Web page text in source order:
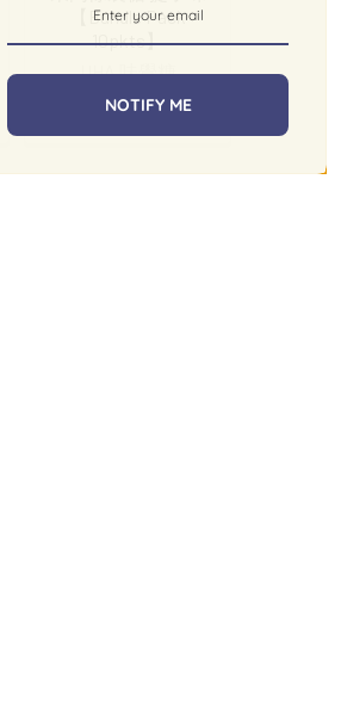
【Bundle Pack
10pkts】
UHA 味覺糖
$27.59
NOTIFY ME